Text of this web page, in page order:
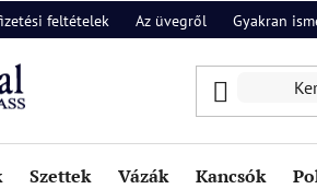
feltételek Az üvegről Gyakran
Szettek Vázák Kancsók